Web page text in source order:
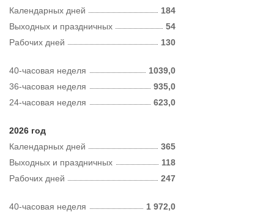
Календарных дней
184
Рабочих дней 130
Выходных и праздничных 54
40-часовая неделя
1039,0
36-часовая неделя
935,0
24-часовая неделя
623,0
2026 год
Календарных дней
365
Рабочих дней 247
Выходных и праздничных 118
40-часовая неделя
1 972,0